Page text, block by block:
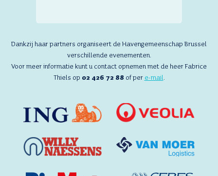
Dankzij haar partners organiseert de Havengemeenschap Brussel
verschillende evenementen.
Voor meer informatie kunt u contact opnemen met de heer Fabrice
Thiels op 02 426 72 88 of per e-mail.